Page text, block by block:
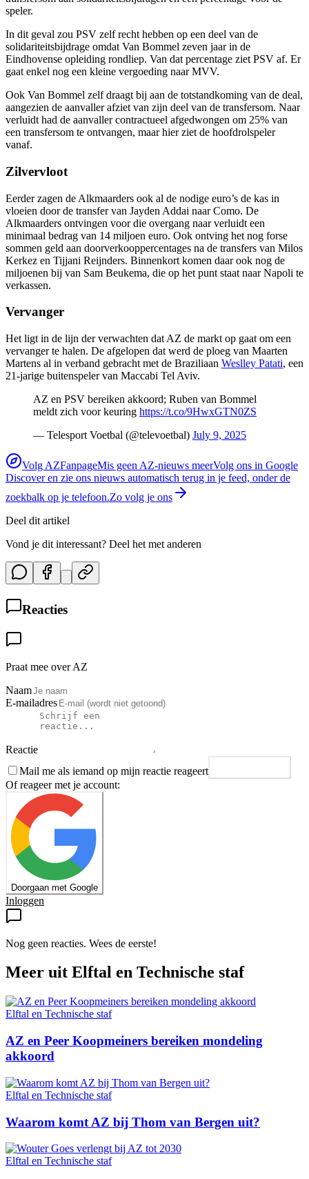
speler.
In dit geval zou PSV zelf recht hebben op een deel van de
solidariteitsbijdrage omdat Van Bommel zeven jaar in de
Eindhovense opleiding rondliep. Van dat percentage ziet PSV af. Er
gaat enkel nog een kleine vergoeding naar MVV.
Ook Van Bommel zelf draagt bij aan de totstandkoming van de deal,
aangezien de aanvaller afziet van zijn deel van de transfersom. Naar
verluidt had de aanvaller contractueel afgedwongen om 25% van
een transfersom te ontvangen, maar hier ziet de hoofdrolspeler
vanaf.
Zilvervloot
Eerder zagen de Alkmaarders ook al de nodige euro’s de kas in
vloeien door de transfer van Jayden Addai naar Como. De
Alkmaarders ontvingen voor die overgang naar verluidt een
minimaal bedrag van 14 miljoen euro. Ook ontving het nog forse
sommen geld aan doorverkooppercentages na de transfers van Milos
Kerkez en Tijjani Reijnders. Binnenkort komen daar ook nog de
miljoenen bij van Sam Beukema, die op het punt staat naar Napoli te
verkassen.
Vervanger
Het ligt in de lijn der verwachten dat AZ de markt op gaat om een
vervanger te halen. De afgelopen dat werd de ploeg van Maarten
Martens al in verband gebracht met de Braziliaan Weslley Patati, een
21-jarige buitenspeler van Maccabi Tel Aviv.
AZ en PSV bereiken akkoord; Ruben van Bommel
meldt zich voor keuring https://t.co/9HwxGTN0ZS
— Telesport Voetbal (@televoetbal) July 9, 2025
Volg AZFanpageMis geen AZ-nieuws meerVolg ons in Google
Discover en zie ons nieuws automatisch terug in je feed, onder de
zoekbalk op je telefoon.Zo volg je ons
Deel dit artikel
Vond je dit interessant? Deel het met anderen
Reacties
Praat mee over AZ
Naam
E-mailadres
Reactie
Mail me als iemand op mijn reactie reageert
Of reageer met je account:
Doorgaan met Google
Inloggen
Nog geen reacties. Wees de eerste!
Meer uit Elftal en Technische staf
Elftal en Technische staf
AZ en Peer Koopmeiners bereiken mondeling
akkoord
Elftal en Technische staf
Waarom komt AZ bij Thom van Bergen uit?
Elftal en Technische staf